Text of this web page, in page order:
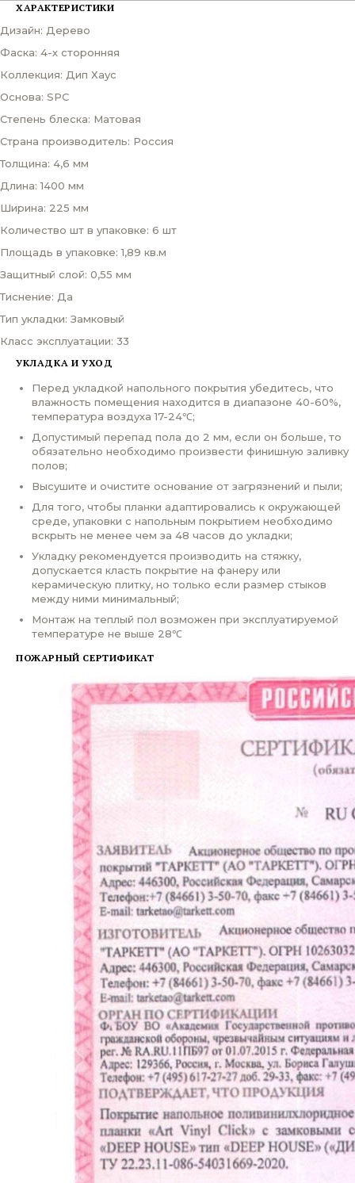
ХАРАКТЕРИСТИКИ
Дизайн: Дерево
Фаска: 4-х сторонняя
Коллекция: Дип Хаус
Основа: SPC
Степень блеска: Матовая
Страна производитель: Россия
Толщина: 4,6 мм
Длина: 1400 мм
Ширина: 225 мм
Количество шт в упаковке: 6 шт
Площадь в упаковке: 1,89 кв.м
Защитный слой: 0,55 мм
Тиснение: Да
Тип укладки: Замковый
Класс эксплуатации: 33
УКЛАДКА И УХОД
Перед укладкой напольного покрытия убедитесь, что
влажность помещения находится в диапазоне 40-60%,
температура воздуха 17-24℃;
Допустимый перепад пола до 2 мм, если он больше, то
обязательно необходимо произвести финишную заливку
полов;
Высушите и очистите основание от загрязнений и пыли;
Для того, чтобы планки адаптировались к окружающей
среде, упаковки с напольным покрытием необходимо
вскрыть не менее чем за 48 часов до укладки;
Укладку рекомендуется производить на стяжку,
допускается класть покрытие на фанеру или
керамическую плитку, но только если размер стыков
между ними минимальный;
Монтаж на теплый пол возможен при эксплуатируемой
температуре не выше 28℃
ПОЖАРНЫЙ СЕРТИФИКАТ